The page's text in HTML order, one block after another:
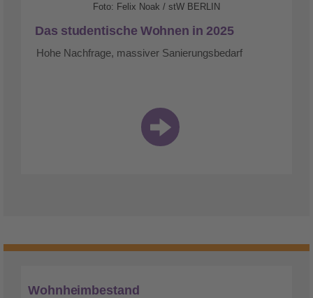
Foto: Felix Noak / stW BERLIN
Das studentische Wohnen in 2025
Hohe Nachfrage, massiver Sanierungsbedarf
Wohnheimbestand